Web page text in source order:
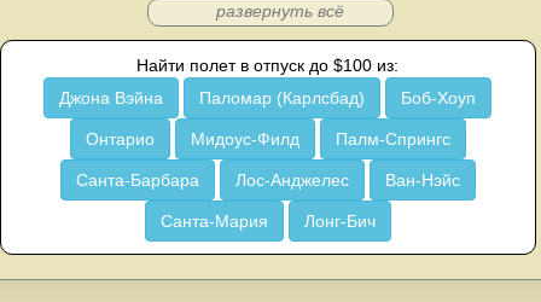
развернуть всё
Найти полет в отпуск до $100 из:
Джона Вэйна
Паломар (Карлсбад) Боб-Хоуп
Онтарио Мидоус-Филд Палм-Спрингс
Санта-Барбара Лос-Анджелес Ван-Нэйс
Санта-Мария Лонг-Бич